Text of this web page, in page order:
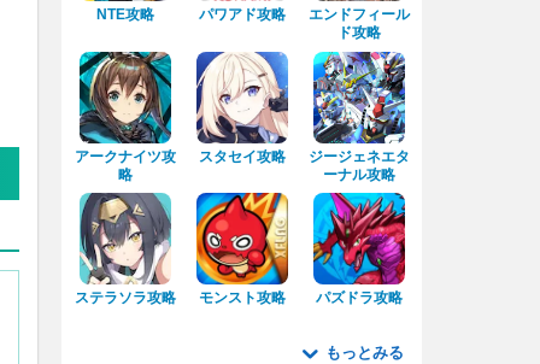
NTE攻略 パワアド攻略
エンドフィール
ド攻略
アークナイツ攻
略
スタセイ攻略
ジージェネエタ
ーナル攻略
ステラソラ攻略 モンスト攻略 パズドラ攻略
もっとみる